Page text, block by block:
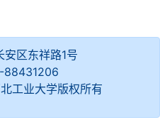
区东祥路1号
88431206
工业大学版权所有